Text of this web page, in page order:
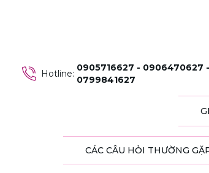
Hotline:
0905716627 - 0906470627 -
0799841627
CÁC CÂU HỎI THƯỜNG